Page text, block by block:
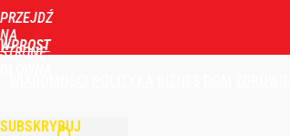
PRZEJDŹ
NA
STRONĘ
WPROST
SUBSKRYBUJ